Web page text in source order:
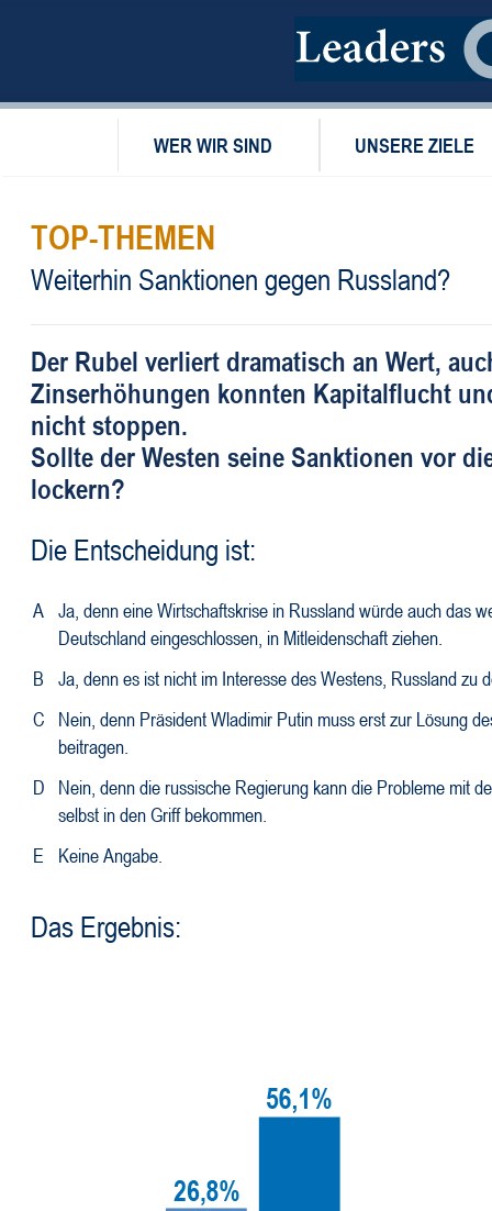
WER WIR SIND UNSERE ZIELE
TOP-THEMEN
Weiterhin Sanktionen gegen Russland?
Der Rubel verliert dramatisch an Wert,
Zinserhöhungen konnten Kapitalflucht
nicht stoppen.
Sollte der Westen seine Sanktionen vor
lockern?
Die Entscheidung ist:
A Ja, denn eine Wirtschaftskrise in Russland würde auch das
Deutschland eingeschlossen, in Mitleidenschaft ziehen.
B
Ja, denn es ist nicht im Interesse des Westens, Russland zu
C
Nein, denn Präsident Wladimir Putin muss erst zur Lösung
beitragen.
D
Nein, denn die russische Regierung kann die Probleme mit
selbst in den Griff bekommen.
E
Keine Angabe.
Das Ergebnis: